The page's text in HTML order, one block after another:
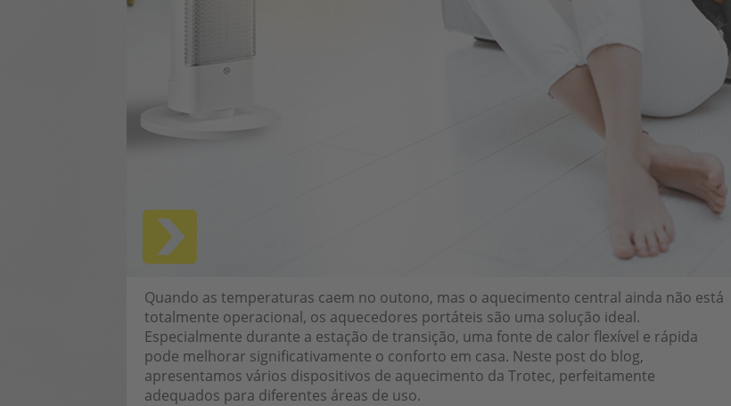
Quando as temperaturas caem no outono, mas o aquecimento central ainda não está
totalmente operacional, os aquecedores portáteis são uma solução ideal.
Especialmente durante a estação de transição, uma fonte de calor flexível e rápida
pode melhorar significativamente o conforto em casa. Neste post do blog,
apresentamos vários dispositivos de aquecimento da Trotec, perfeitamente
adequados para diferentes áreas de uso.